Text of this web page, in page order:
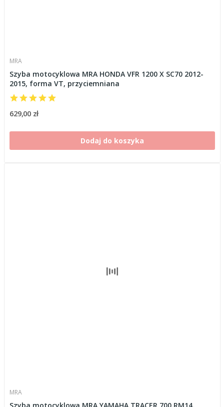
MRA
Szyba motocyklowa MRA HONDA VFR 1200 X SC70 2012-
2015, forma VT, przyciemniana
629,00 zł
Dodaj do koszyka
MRA
Szyba motocyklowa MRA YAMAHA TRACER 700 RM14,